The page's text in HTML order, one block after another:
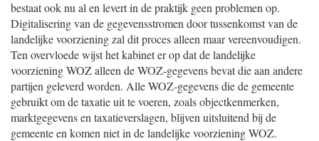
bestaat ook nu al en levert in de praktijk geen problemen op.
Digitalisering van de gegevensstromen door tussenkomst van de
landelijke voorziening zal dit proces alleen maar vereenvoudigen.
Ten overvloede wijst het kabinet er op dat de landelijke
voorziening WOZ alleen de WOZ-gegevens bevat die aan andere
partijen geleverd worden. Alle WOZ-gegevens die de gemeente
gebruikt om de taxatie uit te voeren, zoals objectkenmerken,
marktgegevens en taxatieverslagen, blijven uitsluitend bij de
gemeente en komen niet in de landelijke voorziening WOZ.